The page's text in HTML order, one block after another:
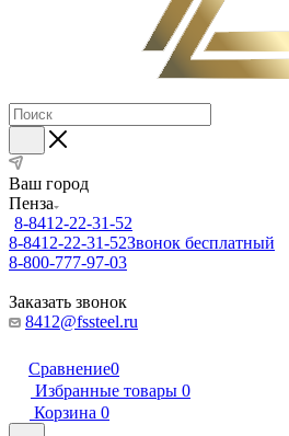
Ваш город
Пенза
8-8412-22-31-52
8-8412-22-31-52Звонок бесплатный
8-800-777-97-03
Заказать звонок
8412@fssteel.ru
Сравнение0
Избранные товары 0
Корзина 0